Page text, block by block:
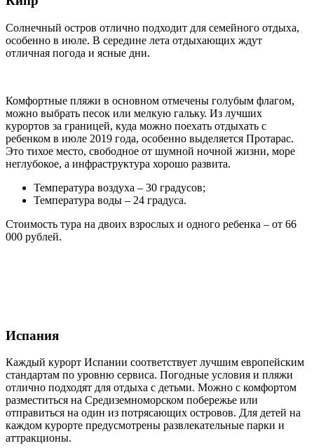
Солнечный остров отлично подходит для семейного отдыха,
особенно в июле. В середине лета отдыхающих ждут
отличная погода и ясные дни.
Комфортные пляжи в основном отмечены голубым флагом,
можно выбрать песок или мелкую гальку. Из лучших
курортов за границей, куда можно поехать отдыхать с
ребенком в июле 2019 года, особенно выделяется Протарас.
Это тихое место, свободное от шумной ночной жизни, море
неглубокое, а инфраструктура хорошо развита.
Температура воздуха – 30 градусов;
Температура воды – 24 градуса.
Стоимость тура на двоих взрослых и одного ребенка – от 66
000 рублей.
Испания
Каждый курорт Испании соответствует лучшим европейским
стандартам по уровню сервиса. Погодные условия и пляжи
отлично подходят для отдыха с детьми. Можно с комфортом
разместиться на Средиземноморском побережье или
отправиться на один из потрясающих островов. Для детей на
каждом курорте предусмотрены развлекательные парки и
аттракционы.